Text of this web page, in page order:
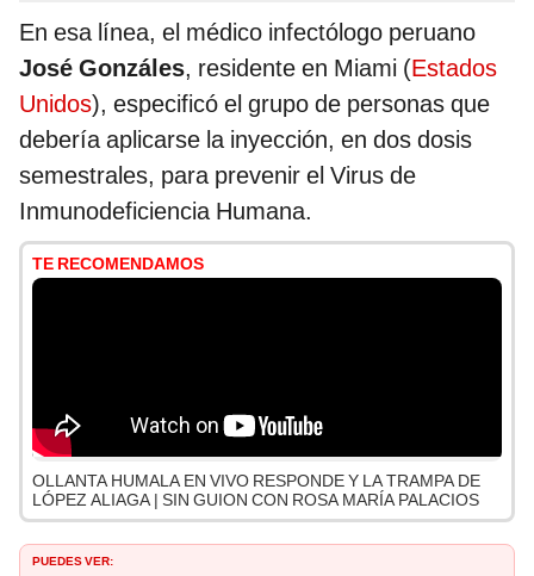
En esa línea, el médico infectólogo peruano
José Gonzáles, residente en Miami (Estados
Unidos), especificó el grupo de personas que
debería aplicarse la inyección, en dos dosis
semestrales, para prevenir el Virus de
Inmunodeficiencia Humana.
TE RECOMENDAMOS
OLLANTA HUMALA EN VIVO RESPONDE Y LA TRAMPA DE
LÓPEZ ALIAGA | SIN GUION CON ROSA MARÍA PALACIOS
PUEDES VER: